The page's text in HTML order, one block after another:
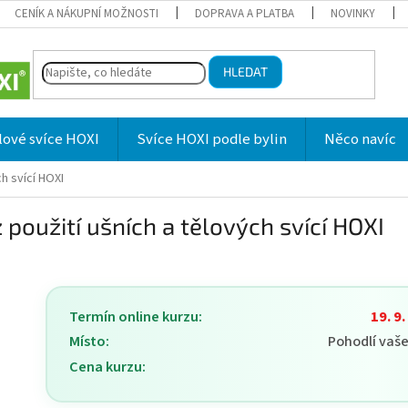
CENÍK A NÁKUPNÍ MOŽNOSTI DOPRAVA A PLATBA NOVINKY
HLEDAT
svíce HOXI Svíce HOXI podle bylin Něco navíc
svící HOXI
použití ušních a tělových svící HOXI
Termín online kurzu:
19.
Místo:
Pohodlí
Cena kurzu: